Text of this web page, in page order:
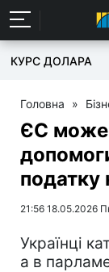
КУРС ДОЛАРА
Головна »
ЄС може
податку
21:56 18.05.2026
Українці
а в